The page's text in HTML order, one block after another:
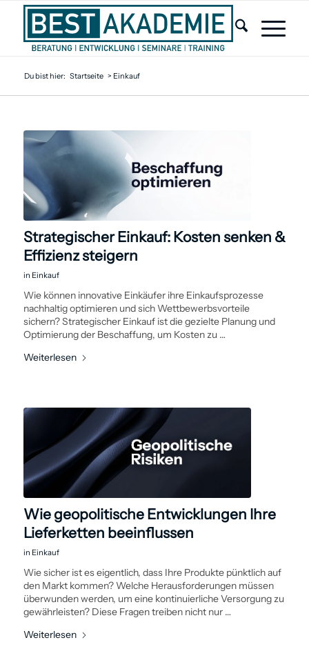
Du bist hier: Startseite > Einkauf
Strategischer Einkauf: Kosten senken &
Effizienz steigern
in Einkauf
Wie können innovative Einkäufer ihre Einkaufs­prozesse
nachhaltig optimieren und sich Wettbewerbsvorteile
sichern? Strategischer Einkauf ist die gezielte Planung und
Optimierung der Beschaffung, um Kosten zu …
Weiterlesen
Wie geopolitische Entwicklungen Ihre
Lieferketten beeinflussen
in Einkauf
Wie sicher ist es eigentlich, dass Ihre Produkte pünktlich auf
den Markt kommen? Welche Herausforderungen müssen
überwunden werden, um eine kontinuierliche Versorgung zu
gewährleisten? Diese Fragen treiben nicht nur …
Weiterlesen